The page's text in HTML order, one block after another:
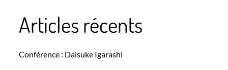
Articles récents
Conférence : Daisuke Igarashi